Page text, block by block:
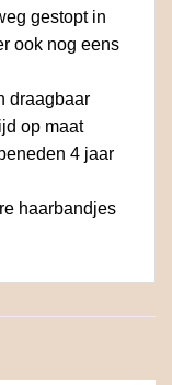
gestopt in
ook nog eens
draagbaar
op maat
4 jaar
haarbandjes